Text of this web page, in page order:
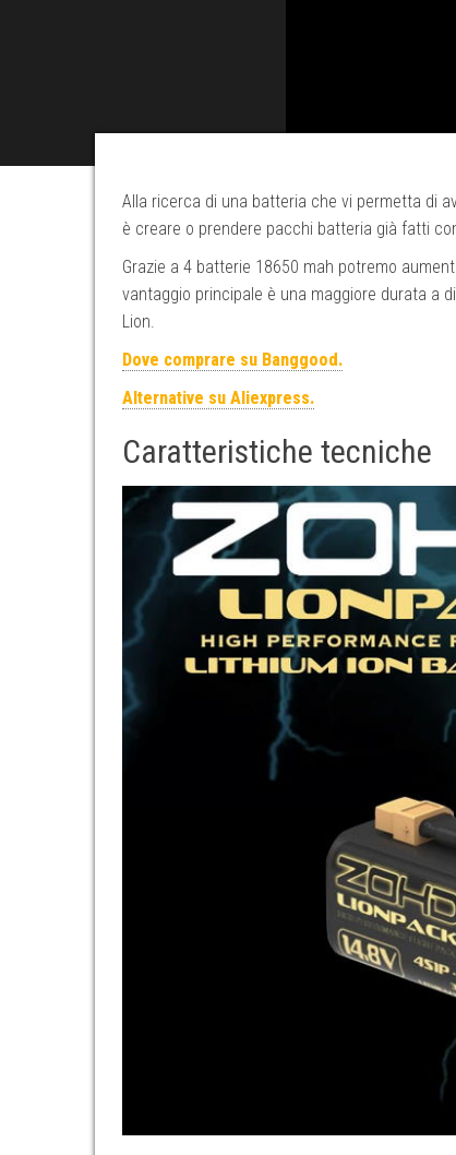
Alla ricerca di una batteria che vi permetta di
è creare o prendere pacchi batteria già fatti
Grazie a 4 batterie 18650 mah potremo
vantaggio principale è una maggiore durata a
Lion.
Dove comprare su Banggood.
Alternative su Aliexpress.
Caratteristiche tecniche